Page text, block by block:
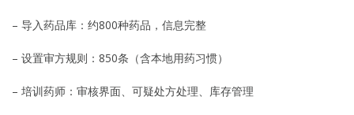
– 导入药品库：约800种药品，信息完整
– 设置审方规则：850条（含本地用药习惯）
– 培训药师：审核界面、可疑处方处理、库存管理